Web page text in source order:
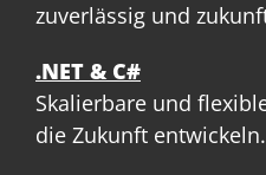
zuverlässig und
.NET & C#
Skalierbare und
die Zukunft entwickeln.